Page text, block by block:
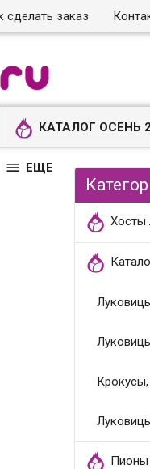
сделать заказ
КАТАЛОГ ОСЕНЬ
 ЕЩЕ
Хосты
Крокусы,
Пионы